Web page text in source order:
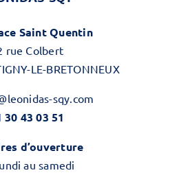
Saint Quentin
rue Colbert
LE-BRETONNEUX
sqy.com
30 43 03 51
d’ouverture
au samedi